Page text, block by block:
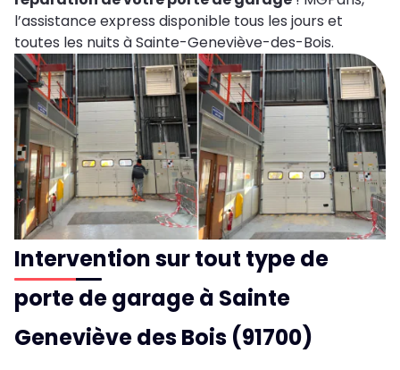
l’assistance express disponible tous les jours et
toutes les nuits à Sainte-Geneviève-des-Bois.
Intervention sur tout type de
porte de garage à Sainte
Geneviève des Bois (91700)